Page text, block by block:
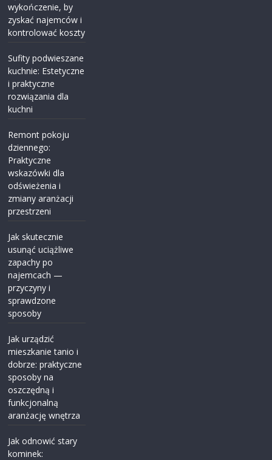
wykończenie, by
zyskać najemców i
kontrolować koszty
Sufity podwieszane
kuchnie: Estetyczne
i praktyczne
rozwiązania dla
kuchni
Remont pokoju
dziennego:
Praktyczne
wskazówki dla
odświeżenia i
zmiany aranżacji
przestrzeni
Jak skutecznie
usunąć uciążliwe
zapachy po
najemcach —
przyczyny i
sprawdzone
sposoby
Jak urządzić
mieszkanie tanio i
dobrze: praktyczne
sposoby na
oszczędną i
funkcjonalną
aranżację wnętrza
Jak odnowić stary
kominek: